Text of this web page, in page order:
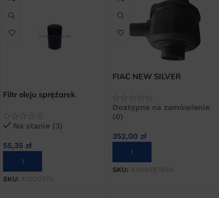
Filtr oleju sprężarek
Na stanie (3)
55,35 zł
DODAJ DO KOSZYKA
SKU: 41000574
FIAC NEW SILVER
Dostępne na zamówienie
(0)
352,00 zł
DODAJ DO KOSZYKA
SKU: 4404087999